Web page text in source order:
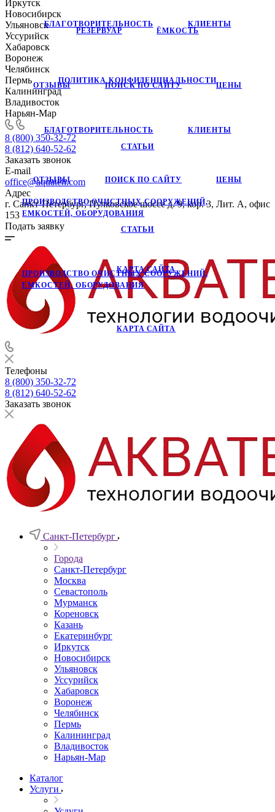
БЛАГОТВОРИТЕЛЬНОСТЬ КЛИЕНТЫ
ОТЗЫВЫ ПОИСК ПО САЙТУ ЦЕНЫ
СТАТЬИ
ПРОИЗВОДСТВО ОЧИСТНЫХ СООРУЖЕНИЙ,
ЕМКОСТЕЙ, ОБОРУДОВАНИЯ
КАРТА САЙТА
РЕЗЕРВУАР ЁМКОСТЬ
ПОЛИТИКА КОНФИДЕНЦИАЛЬНОСТИ
БЛАГОТВОРИТЕЛЬНОСТЬ КЛИЕНТЫ
ОТЗЫВЫ ПОИСК ПО САЙТУ ЦЕНЫ
СТАТЬИ
ПРОИЗВОДСТВО ОЧИСТНЫХ СООРУЖЕНИЙ,
ЕМКОСТЕЙ, ОБОРУДОВАНИЯ
КАРТА САЙТА
Иркутск
Новосибирск
Ульяновск
Уссурийск
Хабаровск
Воронеж
Челябинск
Пермь
Калининград
Владивосток
Нарьян-Мар
8 (800) 350-32-72
8 (812) 640-52-62
Заказать звонок
E-mail
office@aquateh.com
Адрес
г. Санкт-Петербург, Пулковское шоссе д. 9, кор. 3, Лит. А, офис
153
Подать заявку
Телефоны
8 (800) 350-32-72
8 (812) 640-52-62
Заказать звонок
Санкт-Петербург
Города
Санкт-Петербург
Москва
Севастополь
Мурманск
Кореновск
Казань
Екатеринбург
Иркутск
Новосибирск
Ульяновск
Уссурийск
Хабаровск
Воронеж
Челябинск
Пермь
Калининград
Владивосток
Нарьян-Мар
Каталог
Услуги